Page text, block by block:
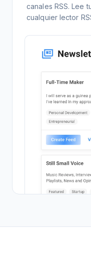
canales RSS. Lee
cualquier lector